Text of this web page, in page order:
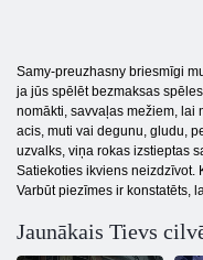
Samy-preuzhasny briesmīgi
ja jūs spēlēt bezmaksas
nomākti, savvaļas mežiem, lai
acis, muti vai degunu, gludu,
uzvalks, viņa rokas izstieptas
Satiekoties ikviens neizdzīvot.
Varbūt piezīmes ir konstatēts,
Jaunākais Tievs